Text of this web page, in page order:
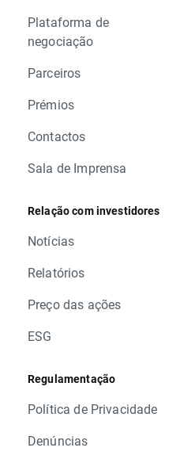
Plataforma de
negociação
Parceiros
Prémios
Contactos
Sala de Imprensa
Relação com investidores
Notícias
Relatórios
Preço das ações
ESG
Regulamentação
Política de Privacidade
Denúncias